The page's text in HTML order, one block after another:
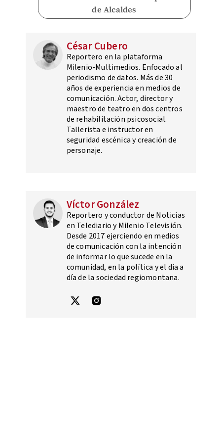
de Alcaldes
César Cubero
Reportero en la plataforma
Milenio-Multimedios. Enfocado al
periodismo de datos. Más de 30
años de experiencia en medios de
comunicación. Actor, director y
maestro de teatro en dos centros
de rehabilitación psicosocial.
Tallerista e instructor en
seguridad escénica y creación de
personaje.
Víctor González
Reportero y conductor de Noticias
en Telediario y Milenio Televisión.
Desde 2017 ejerciendo en medios
de comunicación con la intención
de informar lo que sucede en la
comunidad, en la política y el día a
día de la sociedad regiomontana.